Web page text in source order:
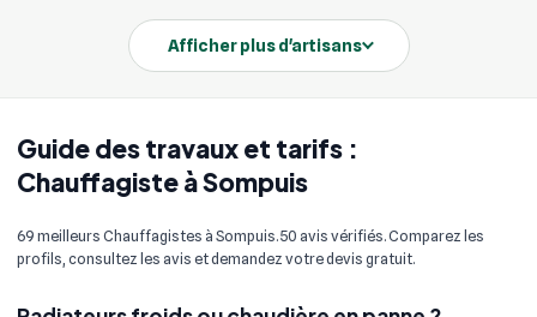
Guide des travaux et tarifs :
Chauffagiste à Sompuis
69 meilleurs Chauffagistes à Sompuis. 50 avis vérifiés. Comparez les
profils, consultez les avis et demandez votre devis gratuit.
Afficher plus d'artisans